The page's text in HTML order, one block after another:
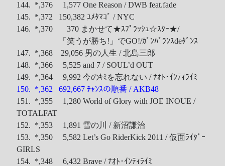
144. *,376 1,577 One Reason / DWB feat.fade
145. *,372 150,382 ﾕﾒﾀﾏｺﾞ / NYC
146. *,370 370 まかせて★ｽﾌﾟﾗｯｼｭ☆ｽﾀｰ★/
「笑うが勝ち!」でGO!/ｶﾞﾝﾊﾞﾗﾝｽdeﾀﾞﾝｽ
147. *,368 29,056 男の人生 / 北島三郎
148. *,366 5,525 and 7 / SOUL’d OUT
149. *,364 9,992 今のｷﾐを忘れない / ﾅｵﾄ･ｲﾝﾃｨﾗｲﾐ
150. *,362 692,667 ﾁｬﾝｽの順番 / AKB48
151. *,355 1,280 World of Glory with JOE INOUE /
TOTALFAT
152. *,353 1,891 雪の川 / 新沼謙治
153. *,350 5,582 Let’s Go RiderKick 2011 / 仮面ﾗｲﾀﾞｰ
GIRLS
154. *,348 6,432 Brave / ﾅｵﾄ･ｲﾝﾃｨﾗｲﾐ